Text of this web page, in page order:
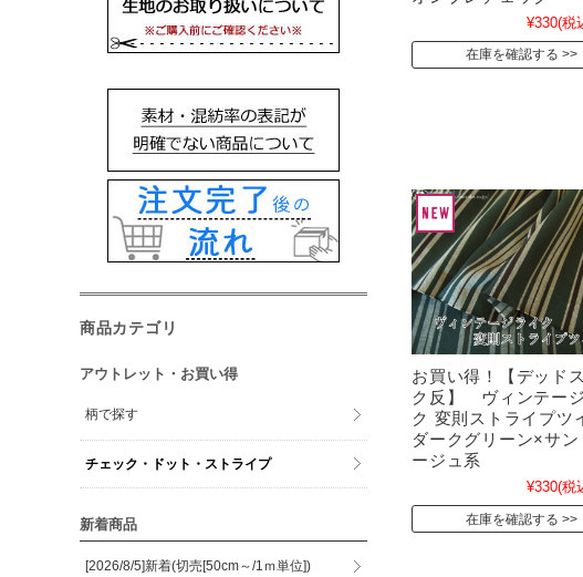
¥330(税
在庫を確認する
お買い得！【デッド
ク反】 ヴィンテー
ク 変則ストライプ
ダークグリーン×サン
ージュ系
¥330(税
在庫を確認する
商品カテゴリ
アウトレット・お買い得
柄で探す
チェック・ドット・ストライプ
新着商品
[2026/8/5]新着(切売[50cm～/1ｍ単位])